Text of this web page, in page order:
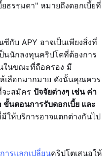
ธรรมดา" หมายถึงดอกเบี้ยที่
กับ APY อาจเป็นเพียงสิ่งที่
นักลงทุนคริปโตที่ต้องการ
ในขณะที่ถือครอง มี
เลือกมากมาย ดังนั้นคุณควร
ะสมัคร ปัจจัยต่างๆ เช่น ค่า
ขั้นตอนการรับดอกเบี้ย และ
ให้บริการอาจแตกต่างกันไป
ารแลกเปลี่ยนคริปโตเสนอให้